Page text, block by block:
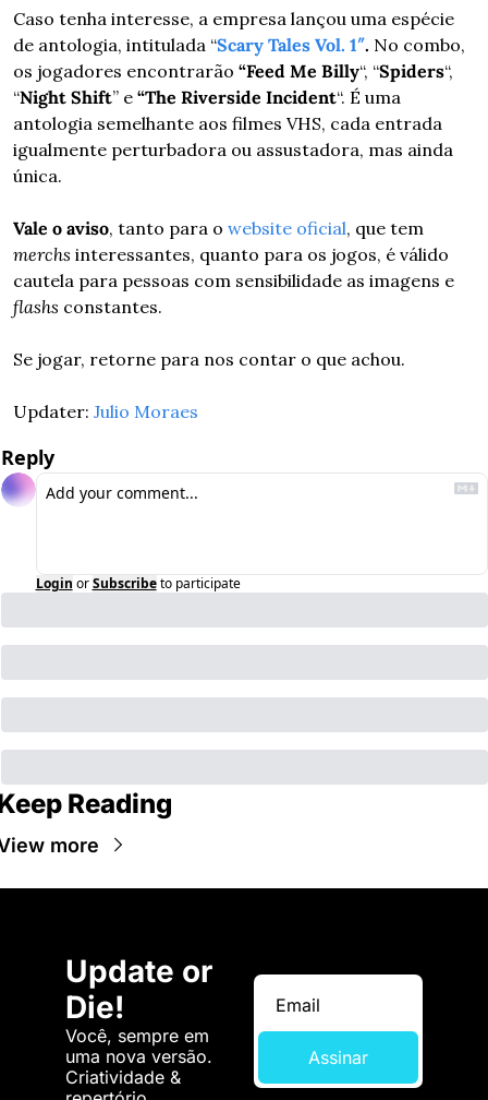
Caso tenha interesse, a empresa lançou uma espécie
de antologia, intitulada “Scary Tales Vol. 1″. No combo,
os jogadores encontrarão “Feed Me Billy“, “Spiders“,
“Night Shift” e “The Riverside Incident“. É uma
antologia semelhante aos filmes VHS, cada entrada
igualmente perturbadora ou assustadora, mas ainda
única.
Vale o aviso, tanto para o website oficial
merchs interessantes, quanto para os jogos, é válido
cautela para pessoas com sensibilidade as imagens e
flashs constantes.
Se jogar, retorne para nos contar o que achou.
Updater: Julio Moraes
Reply
Login or Subscribe to participate
Reading
more
Update or
Die!
Você, sempre em
uma nova versão.
Criatividade &
Assinar